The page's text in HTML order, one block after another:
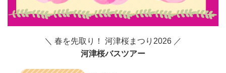
＼ 春を先取り！ 河津桜まつり2026 ／
河津桜バスツアー